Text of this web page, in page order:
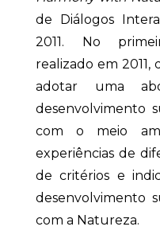
de Diálogos
2011. No
realizado em 2011,
adotar uma
desenvolvimento
com o meio
experiências de
de critérios e
desenvolvimento
com a Natureza.